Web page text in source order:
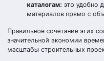
каталогам: это удобно
материалов прямо с
Правильное сочетание этих
значительной экономии
масштабы строительных